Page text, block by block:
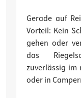
Gerade auf
Vorteil: Kein
gehen oder
das
zuverlässig im
oder in